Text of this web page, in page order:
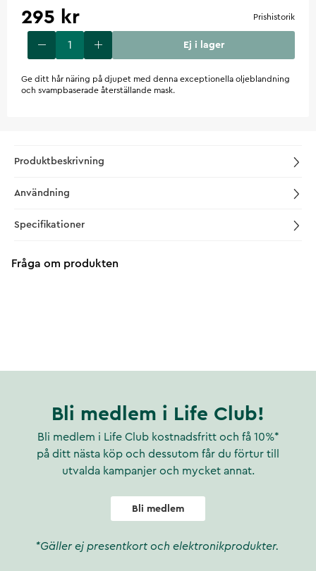
295 kr Prishistorik
Ej i lager
Ge ditt hår näring på djupet med denna exceptionella oljeblandning
och svampbaserade återställande mask.
Produktbeskrivning
Användning
Specifikationer
Fråga om produkten
Bli medlem i Life Club!
Bli medlem i Life Club kostnadsfritt och få 10%*
på ditt nästa köp och dessutom får du förtur till
utvalda kampanjer och mycket annat.
Bli medlem
*Gäller ej presentkort och elektronikprodukter.